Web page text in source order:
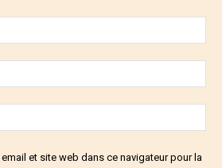
:*
:*
:
et site web dans ce navigateur pour la